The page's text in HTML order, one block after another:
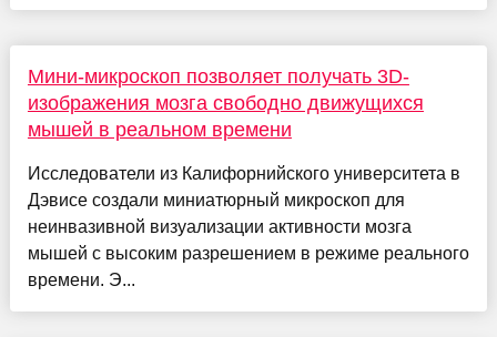
Мини-микроскоп позволяет получать 3D-
изображения мозга свободно движущихся
мышей в реальном времени
Исследователи из Калифорнийского университета в
Дэвисе создали миниатюрный микроскоп для
неинвазивной визуализации активности мозга
мышей с высоким разрешением в режиме реального
времени. Э...